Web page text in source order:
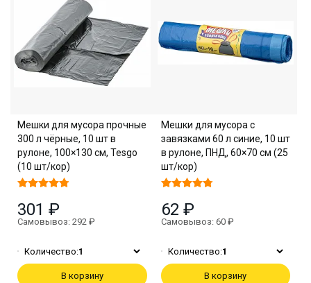
Мешки для мусора прочные
300 л чёрные, 10 шт в
рулоне, 100×130 см, Tesgo
(10 шт/кор)
301 ₽
Самовывоз: 292 ₽
Количество:1
В корзину
Мешки для мусора с
завязками 60 л синие, 10 шт
в рулоне, ПНД, 60×70 см (25
шт/кор)
62 ₽
Самовывоз: 60 ₽
Количество:1
В корзину